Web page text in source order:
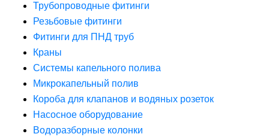
Трубопроводные фитинги
Резьбовые фитинги
Фитинги для ПНД труб
Краны
Системы капельного полива
Микрокапельный полив
Короба для клапанов и водяных розеток
Насосное оборудование
Водоразборные колонки